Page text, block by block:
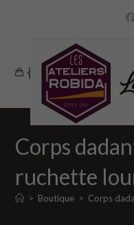
Corps
ruchette
> Boutique > Corps